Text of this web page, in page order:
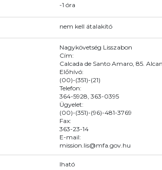
-1 óra
nem kell átalakító
Nagykövetség Lisszabon
Cím:
Calcada de Santo Amaro, 85.
Előhívó:
(00)-(351)-(21)
Telefon:
364-5928, 363-0395
Ügyelet:
(00)-(351)-(96)-481-3769
Fax:
363-23-14
E-mail:
mission.lis@mfa.gov.hu
Iható